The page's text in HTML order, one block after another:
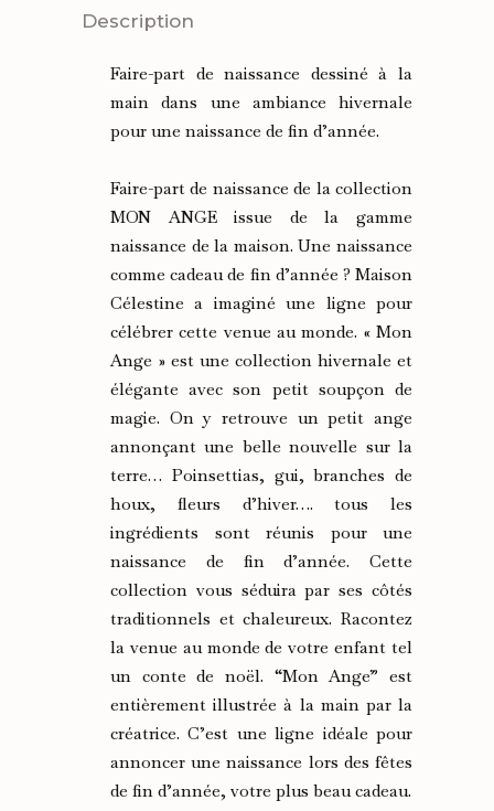
DE
MON
quantity
Description
Faire-part de naissance dessiné à la
main dans une ambiance hivernale
pour une naissance de fin d’année.
Faire-part de naissance de la collection
MON ANGE issue de la gamme
naissance de la maison. Une naissance
comme cadeau de fin d’année ? Maison
Célestine a imaginé une ligne pour
célébrer cette venue au monde. « Mon
Ange » est une collection hivernale et
élégante avec son petit soupçon de
magie. On y retrouve un petit ange
annonçant une belle nouvelle sur la
terre… Poinsettias, gui, branches de
houx, fleurs d’hiver…. tous les
ingrédients sont réunis pour une
naissance de fin d’année. Cette
collection vous séduira par ses côtés
traditionnels et chaleureux. Racontez
la venue au monde de votre enfant tel
un conte de noël. “Mon Ange” est
entièrement illustrée à la main par la
créatrice. C’est une ligne idéale pour
annoncer une naissance lors des fêtes
de fin d’année, votre plus beau cadeau.